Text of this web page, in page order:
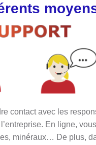
contact avec les
En ligne,
minéraux… De plus,